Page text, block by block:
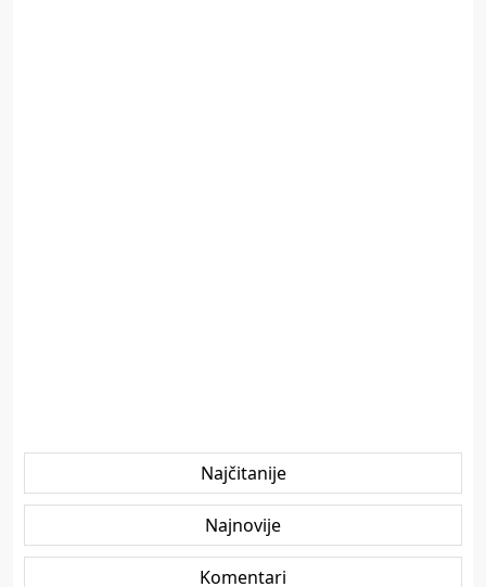
Najčitanije
Najnovije
Komentari